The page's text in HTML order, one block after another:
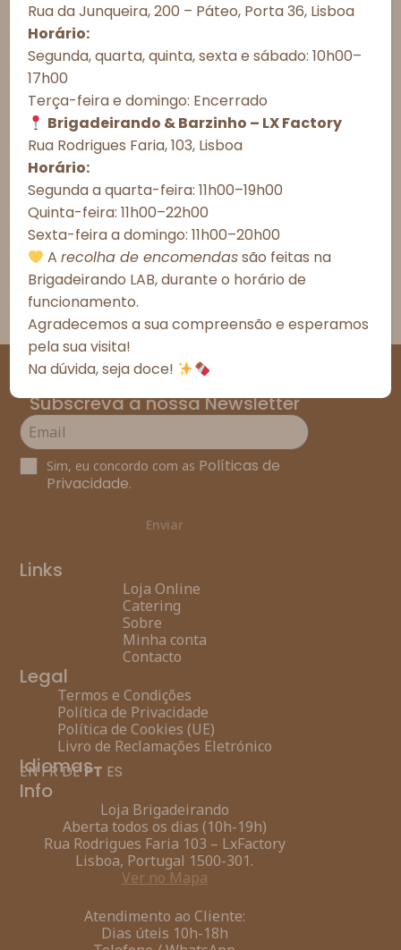
Para proporcionar as melhores experiências, utilizamos tecnologias
como cookies para armazenar e/ou acessar informações do
processar dados como comportamento de navegação ou IDs únicos
neste site. A não autorização ou a retirada do consentimento podem
afetar negativamente determinados recursos e funções.
Aceitar todos
Ver preferências
Política de Cookies Política de Privacidade – Brigadeirando
Esgotado
Informações Importantes
Prazos de Entrega
Meios de Entrega
Alergénicos
*As fotografias são meramente ilustrativas.
*Todos os valores incluem IVA à taxa legal em vigor em
Portugal.
Subscreva a nossa Newsletter
Sim, eu concordo com as Políticas de
Privacidade.
Enviar
Links
Loja Online
Catering
Sobre
Minha conta
Contacto
Legal
Termos e Condições
Política de Privacidade
Política de Cookies (UE)
Livro de Reclamações Eletrónico
Idiomas
EN FR DEPT ES
Info
Loja Brigadeirando
Aberta todos os dias (10h-19h)
Rua Rodrigues Faria 103 – LxFactory
Lisboa, Portugal 1500-301.
Ver no Mapa
Atendimento ao Cliente:
Dias úteis 10h-18h
Rua da Junqueira, 200 – Páteo, Porta 36, Lisboa
Horário:
Segunda, quarta, quinta, sexta e sábado: 10h00–
17h00
Terça-feira e domingo: Encerrado
Brigadeirando & Barzinho – LX Factory
Rua Rodrigues Faria, 103, Lisboa
Horário:
Segunda a quarta-feira: 11h00–19h00
Quinta-feira: 11h00–22h00
Sexta-feira a domingo: 11h00–20h00
Arecolha de encomendassão feitas na
Brigadeirando LAB, durante o horário de
funcionamento.
Agradecemos a sua compreensão e esperamos
pela sua visita!
Na dúvida, seja doce!